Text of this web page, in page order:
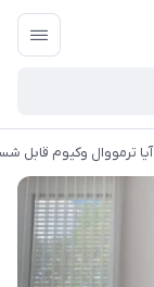
آیا ترمووال وکیوم قابل